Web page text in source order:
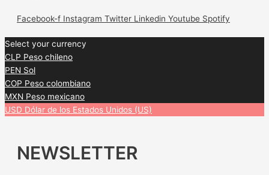
Facebook-f Instagram Twitter Linkedin Youtube Spotify
Select your currency
CLP Peso chileno
PEN Sol
COP Peso colombiano
MXN Peso mexicano
USD Dólar de los Estados Unidos (US)
NEWSLETTER